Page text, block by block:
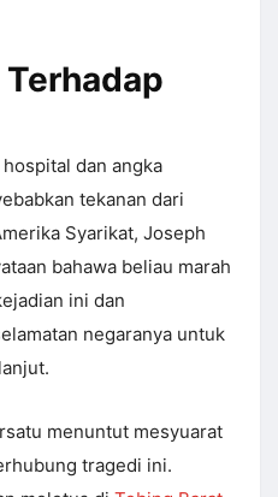
dan angka
tekanan dari
Syarikat, Joseph
bahawa beliau marah
ini dan
negaranya untuk
menuntut mesyuarat
tragedi ini.